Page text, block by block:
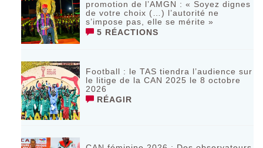
promotion de l’AMGN : « Soyez dignes
de votre choix (…) l’autorité ne
s’impose pas, elle se mérite »
5 RÉACTIONS
Football : le TAS tiendra l’audience sur
le litige de la CAN 2025 le 8 octobre
2026
RÉAGIR